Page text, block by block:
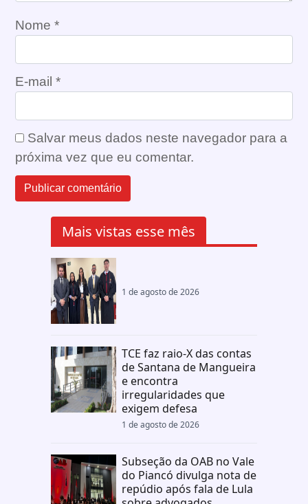
Nome *
E-mail *
Salvar meus dados neste navegador para a
próxima vez que eu comentar.
Mais vistas esse mês
1 de agosto de 2026
TCE faz raio-X das contas
de Santana de Mangueira
e encontra
irregularidades que
exigem defesa
1 de agosto de 2026
Subseção da OAB no Vale
do Piancó divulga nota de
repúdio após fala de Lula